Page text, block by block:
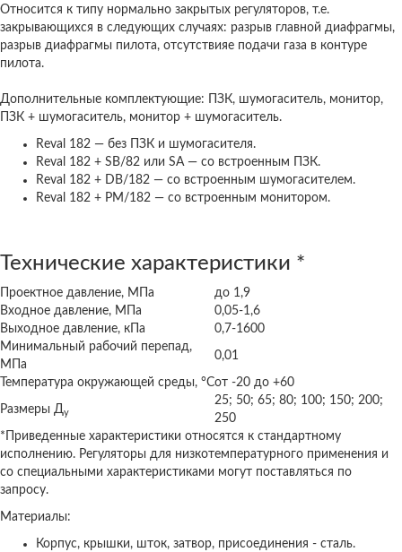
Относится к типу нормально закрытых регуляторов, т.е.
закрывающихся в следующих случаях: разрыв главной диафрагмы,
разрыв диафрагмы пилота, отсутствияе подачи газа в контуре
пилота.
Дополнительные комплектующие: ПЗК, шумогаситель, монитор,
ПЗК + шумогаситель, монитор + шумогаситель.
Reval 182 — без ПЗК и шумогасителя.
Reval 182 + SB/82 или SA — со встроенным ПЗК.
Reval 182 + DB/182 — со встроенным шумогасителем.
Reval 182 + PM/182 — со встроенным монитором.
Технические характеристики *
Проектное давление, МПа
до 1,9
Входное давление, МПа
0,05-1,6
Выходное давление, кПа
0,7-1600
Минимальный рабочий перепад,
МПа
0,01
Температура окружающей среды, °Сот -20 до +60
Размеры Ду
25; 50; 65; 80; 100; 150; 200;
250
*Приведенные характеристики относятся к стандартному
исполнению. Регуляторы для низкотемпературного применения и
со специальными характеристиками могут поставляться по
запросу.
Материалы:
Корпус, крышки, шток, затвор, присоединения - сталь.